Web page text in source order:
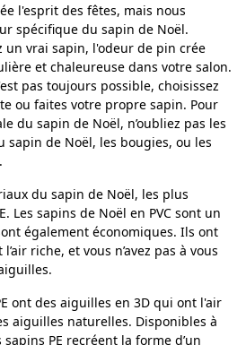
l'esprit des fêtes, mais nous
spécifique du sapin de Noël.
un vrai sapin, l'odeur de pin crée
et chaleureuse dans votre salon.
pas toujours possible, choisissez
ou faites votre propre sapin. Pour
du sapin de Noël, n’oubliez pas les
sapin de Noël, les bougies, ou les
du sapin de Noël, les plus
Les sapins de Noël en PVC sont un
également économiques. Ils ont
riche, et vous n’avez pas à vous
ont des aiguilles en 3D qui ont l'air
aiguilles naturelles. Disponibles à
PE recréent la forme d’un